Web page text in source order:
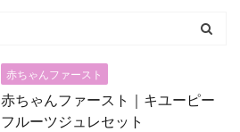
赤ちゃんファースト
赤ちゃんファースト｜キユーピー
フルーツジュレセット